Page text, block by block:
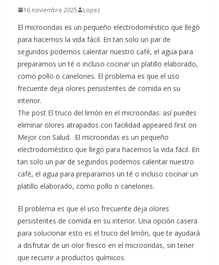
16 noviembre 2025 Lopez
El microondas es un pequeño electrodoméstico que llegó
para hacernos la vida fácil. En tan solo un par de
segundos podemos calentar nuestro café, el agua para
prepararnos un té o incluso cocinar un platillo elaborado,
como pollo o canelones. El problema es que el uso
frecuente deja olores persistentes de comida en su
interior.
The post El truco del limón en el microondas: así puedes
eliminar olores atrapados con facilidad appeared first on
Mejor con Salud. El microondas es un pequeño
electrodoméstico que llegó para hacernos la vida fácil. En
tan solo un par de segundos podemos calentar nuestro
café, el agua para prepararnos un té o incluso cocinar un
platillo elaborado, como pollo o canelones.
El problema es que el uso frecuente deja olores
persistentes de comida en su interior. Una opción casera
para solucionar esto es el truco del limón, que te ayudará
a disfrutar de un olor fresco en el microondas, sin tener
que recurrir a productos químicos.